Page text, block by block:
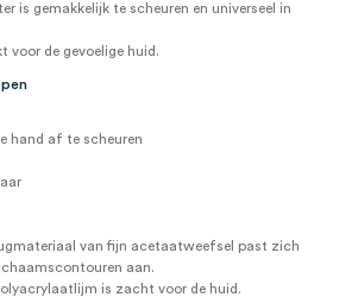
is gemakkelijk te scheuren en universeel in
voor de gevoelige huid.
hand af te scheuren
van fijn acetaatweefsel past zich
aan.
is zacht voor de huid.